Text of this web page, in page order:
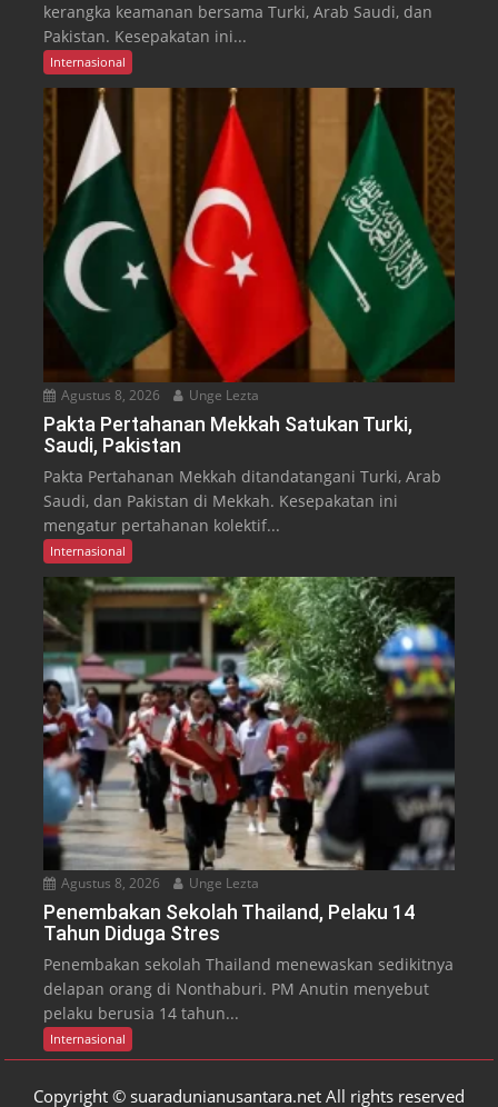
kerangka keamanan bersama Turki, Arab Saudi, dan
Pakistan. Kesepakatan ini...
Internasional
Agustus 8, 2026 Unge Lezta
Pakta Pertahanan Mekkah Satukan Turki,
Saudi, Pakistan
Pakta Pertahanan Mekkah ditandatangani Turki, Arab
Saudi, dan Pakistan di Mekkah. Kesepakatan ini
mengatur pertahanan kolektif...
Internasional
Agustus 8, 2026 Unge Lezta
Penembakan Sekolah Thailand, Pelaku 14
Tahun Diduga Stres
Penembakan sekolah Thailand menewaskan sedikitnya
delapan orang di Nonthaburi. PM Anutin menyebut
pelaku berusia 14 tahun...
Internasional
Copyright © suaradunianusantara.net All rights reserved